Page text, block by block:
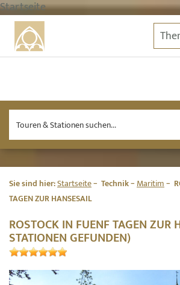
Startseite
Sie sind hier:Startseite Technik Maritim
TAGEN ZUR HANSESAIL
ROSTOCK IN FUENF TAGEN ZUR
STATIONEN GEFUNDEN)